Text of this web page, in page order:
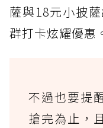
薩與18元小披
群打卡炫耀優惠
不過也要提
搶完為止，